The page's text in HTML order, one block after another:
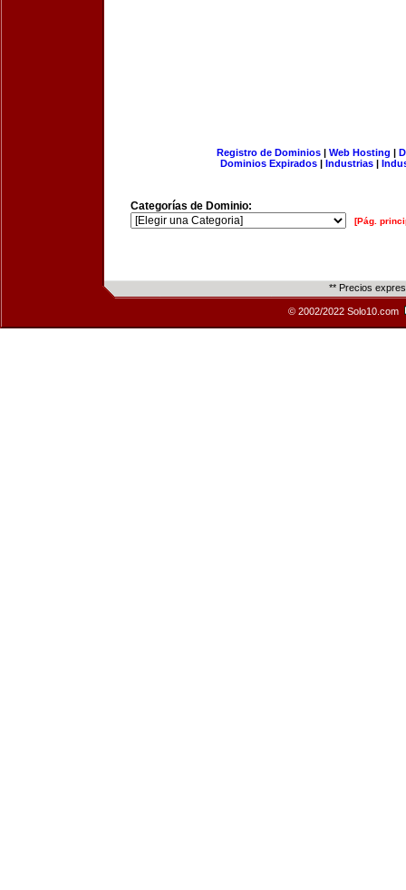
Registro de Dominios| Web Hosting |
Dominios Expirados | Industrias |
Categorías de Dominio:
[Pág.
** Precios
© 2002/2022 Solo10.com